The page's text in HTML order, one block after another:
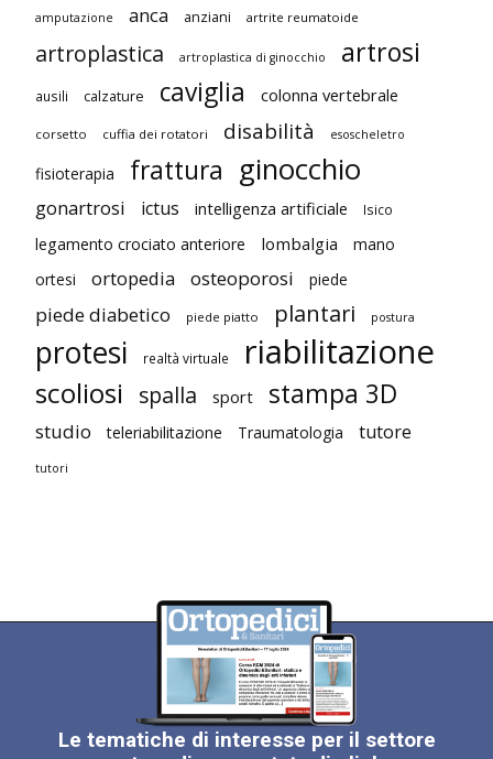
amputazione anca anziani artrite reumatoide
artroplastica artroplastica di ginocchio artrosi
ausili calzature caviglia colonna vertebrale
corsetto cuffia dei rotatori disabilità esoscheletro
fisioterapia frattura ginocchio
gonartrosi ictus intelligenza artificiale Isico
legamento crociato anteriore lombalgia
mano
ortesi
ortopedia osteoporosi piede
piede diabetico piede piatto plantari postura
protesi realtà virtuale riabilitazione
scoliosi spalla sport stampa 3D
studio teleriabilitazione Traumatologia tutore
tutori
Le tematiche di interesse per il settore